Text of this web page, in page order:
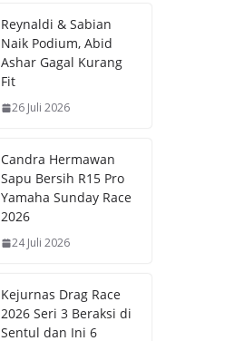
s
A
p
p
e
st
y
Li
k
Reynaldi & Sabian
Naik Podium, Abid
Ashar Gagal Kurang
Fit
26 Juli 2026
Candra Hermawan
Sapu Bersih R15 Pro
Yamaha Sunday Race
2026
24 Juli 2026
Kejurnas Drag Race
2026 Seri 3 Beraksi di
Sentul dan Ini 6